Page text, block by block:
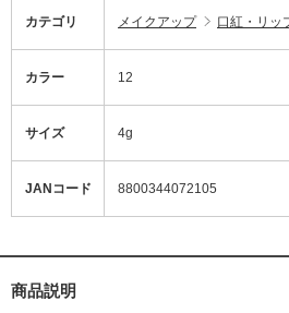
カテゴリ メイクアップ 口紅・リッ
カラー 12
サイズ 4g
JANコード 8800344072105
商品説明